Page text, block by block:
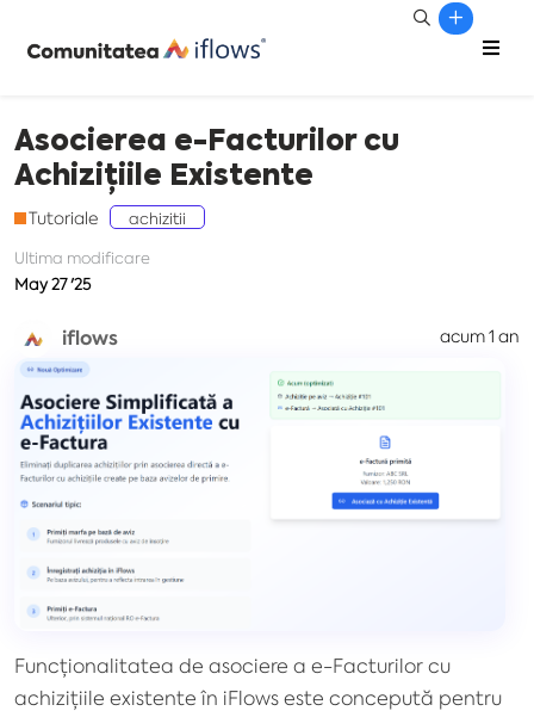
Asocierea e-Facturilor cu
Achizițiile Existente
Tutoriale
achizitii
Ultima modificare
May 27 '25
iflows acum 1 an
Funcționalitatea de asociere a e-Facturilor cu
achizițiile existente în iFlows este concepută pentru